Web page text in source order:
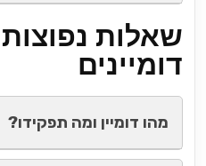
שאלות
דומיינים
מהו דומיין ומה תפקידו?